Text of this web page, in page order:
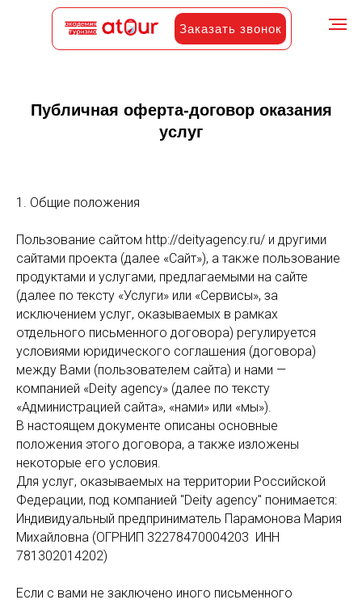
Заказать звонок
Публичная оферта-договор оказания
услуг
1. Общие положения
Пользование сайтом http://deityagency.ru/ и другими
сайтами проекта (далее «Сайт»), а также пользование
продуктами и услугами, предлагаемыми на сайте
(далее по тексту «Услуги» или «Сервисы», за
исключением услуг, оказываемых в рамках
отдельного письменного договора) регулируется
условиями юридического соглашения (договора)
между Вами (пользователем сайта) и нами —
компанией «Deity agency» (далее по тексту
«Администрацией сайта», «нами» или «мы»).
В настоящем документе описаны основные
положения этого договора, а также изложены
некоторые его условия.
Для услуг, оказываемых на территории Российской
Федерации, под компанией "Deity agency" понимается:
Индивидуальный предприниматель Парамонова Мария
Михайловна (ОГРНИП 32278470004203 ИНН
781302014202)
Если с вами не заключено иного письменного